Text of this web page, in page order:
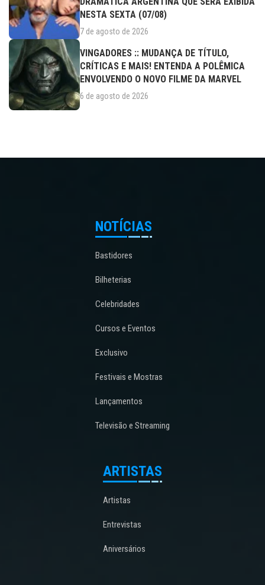
NESTA SEXTA (07/08)
7 de agosto de 2026
VINGADORES :: MUDANÇA DE TÍTULO,
CRÍTICAS E MAIS! ENTENDA A POLÊMICA
ENVOLVENDO O NOVO FILME DA MARVEL
6 de agosto de 2026
NOTÍCIAS
Bastidores
Bilheterias
Celebridades
Cursos e Eventos
Exclusivo
Festivais e Mostras
Lançamentos
Televisão e Streaming
ARTISTAS
Artistas
Entrevistas
Aniversários